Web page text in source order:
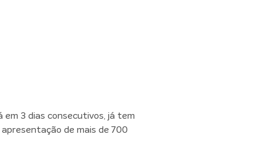
em 3 dias consecutivos, já tem
de mais de 700